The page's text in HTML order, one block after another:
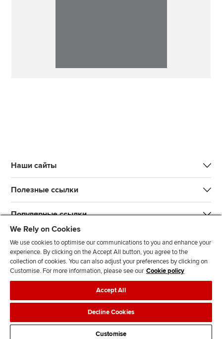
Наши сайты
Полезные ссылки
Популярные ссылки
L
k
T
i
t
t
Y
t
u
T
T
F
e
Защита данных
Оплата
We Rely on Cookies
We use cookies to optimise our communications to you and enhance your
experience. By clicking on the Accept All button, you agree to the
collection of cookies. You can also adjust your preferences by clicking on
Customise. For more information, please see our Cookie policy
Accept All
Decline Cookies
Customise